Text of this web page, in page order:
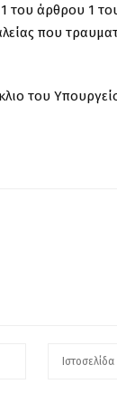
άρθρου 1 του
που
του